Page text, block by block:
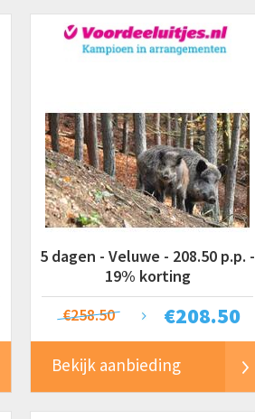
5 dagen - Veluwe - 208.50 p.p. -
19% korting
€208.50
€258.50
Bekijk aanbieding